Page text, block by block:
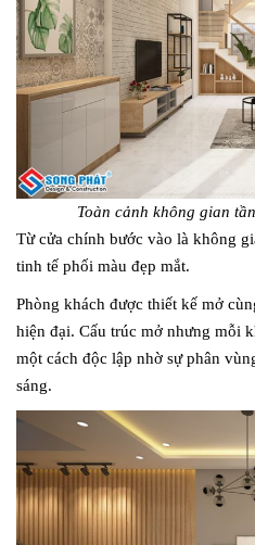
Toàn cảnh không gian
Từ cửa chính bước vào là không
tinh tế phối màu đẹp mắt.
Phòng khách được thiết kế mở
hiện đại. Cấu trúc mở nhưng mỗi
một cách độc lập nhờ sự phân
sáng.